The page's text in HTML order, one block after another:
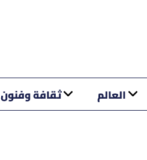
العالم ثقافة وفنون